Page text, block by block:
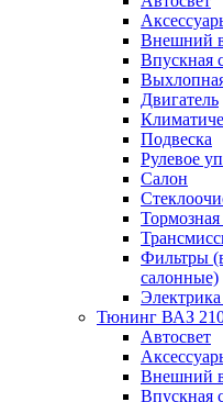
Внешний
Впускная
Двигатель
Подвеска
Рулевое
Салон
Тормозная
Фильтры
салонные)
Тюнинг ВАЗ
Автосвет
Внешний
Впускная